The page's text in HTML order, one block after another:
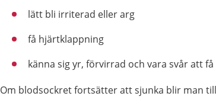
lätt bli irriterad eller arg
få hjärtklappning
känna sig yr, förvirrad och vara svår att
Om blodsockret fortsätter att sjunka blir man